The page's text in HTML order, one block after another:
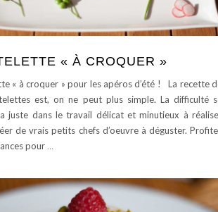
« À CROQUER »
« à croquer » pour les apéros d’été ! La recette
est, on ne peut plus simple. La difficulté
juste dans le travail délicat et minutieux à
de vrais petits chefs d’oeuvre à déguster.
pour…